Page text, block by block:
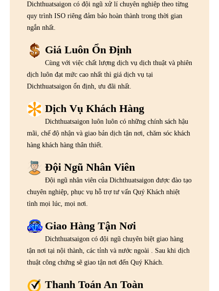
Dichthuatsaigon có đội ngũ xử lí chuyên nghiệp theo từng
quy trình ISO riêng đảm bảo hoàn thành trong thời gian
ngắn nhất.
Giá Luôn Ổn Định
Cùng với việc chất lượng dịch vụ dịch thuật và phiên
dịch luôn đạt mức cao nhất thì giá dịch vụ tại
Dichthuatsaigon ổn định, ưu đãi nhất.
Dịch Vụ Khách Hàng
Dichthuatsaigon luôn luôn có những chính sách hậu
mãi, chế độ nhận và giao bản dịch tận nơi, chăm sóc khách
hàng khách hàng thân thiết.
Đội Ngũ Nhân Viên
Đội ngũ nhân viên của Dichthuatsaigon được đào tạo
chuyên nghiệp, phục vụ hỗ trợ tư vấn Quý Khách nhiệt
tình mọi lúc, mọi nơi.
Giao Hàng Tận Nơi
Dichthuatsaigon có đội ngũ chuyên biệt giao hàng
tận nơi tại nội thành, các tỉnh và nước ngoài . Sau khi dịch
thuật công chứng sẽ giao tận nơi đến Quý Khách.
Thanh Toán An Toàn